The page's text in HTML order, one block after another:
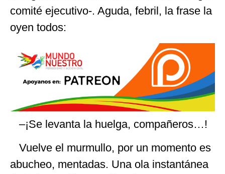
comité ejecutivo-. Aguda, febril, la frase la
oyen todos:
–¡Se levanta la huelga, compañeros…!
Vuelve el murmullo, por un momento es
abucheo, mentadas. Una ola instantánea